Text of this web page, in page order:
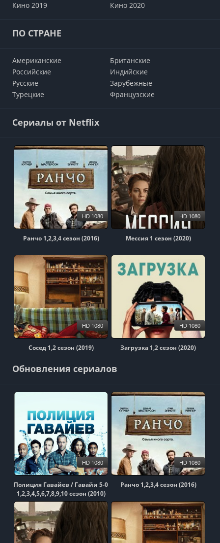
Кино 2019
Кино 2020
ПО СТРАНЕ
Американские
Британские
Российские
Индийские
Русские
Зарубежные
Турецкие
Французские
Сериалы от Netflix
Ранчо 1,2,3,4 сезон (2016)
HD 1080
Мессия 1 сезон (2020)
HD 1080
Сосед 1,2 сезон (2019)
HD 1080
Загрузка 1,2 сезон (2020)
HD 1080
Обновления сериалов
Полиция Гавайев / Гавайи 5-0
1,2,3,4,5,6,7,8,9,10 сезон (2010)
HD 1080
Ранчо 1,2,3,4 сезон (2016)
HD 1080